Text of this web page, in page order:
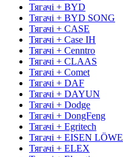
Тягачі + BYD
Тягачі + BYD SONG
Тягачі + CASE
Тягачі + Case IH
Тягачі + Cenntro
Тягачі + CLAAS
Тягачі + Comet
Тягачі + DAF
Тягачі + DAYUN
Тягачі + Dodge
Тягачі + DongFeng
Тягачі + Egritech
Тягачі + EISEN LÖWE
Тягачі + ELEX